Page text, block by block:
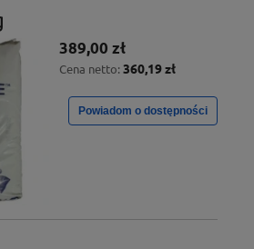
389,00 zł
Cena netto: 360,19 zł
Powiadom o dostępności